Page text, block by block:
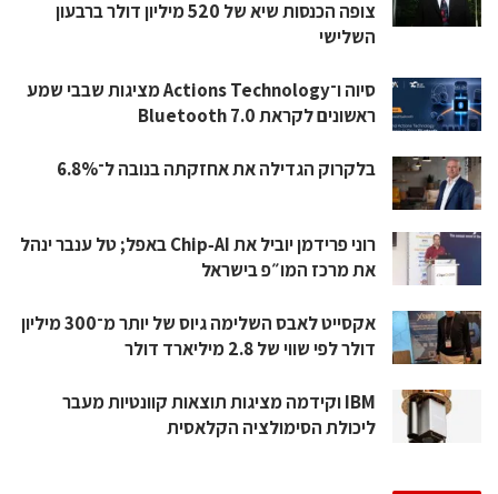
צופה הכנסות שיא של 520 מיליון דולר ברבעון
השלישי
סיוה ו־Actions Technology מציגות שבבי שמע
ראשונים לקראת Bluetooth 7.0
בלקרוק הגדילה את אחזקתה בנובה ל־6.8%
רוני פרידמן יוביל את Chip‑AI באפל; טל ענבר ינהל
את מרכז המו״פ בישראל
אקסייט לאבס השלימה גיוס של יותר מ־300 מיליון
דולר לפי שווי של 2.8 מיליארד דולר
IBM וקידמה מציגות תוצאות קוונטיות מעבר
ליכולת הסימולציה הקלאסית